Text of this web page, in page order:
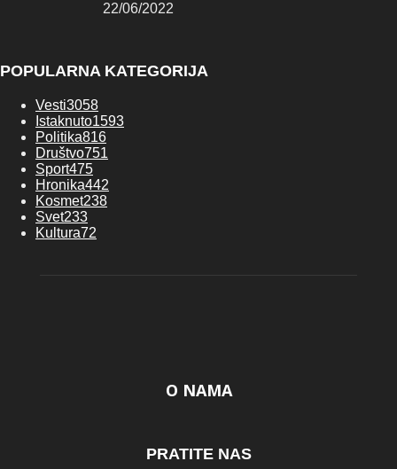
22/06/2022
POPULARNA KATEGORIJA
Vesti3058
Istaknuto1593
Politika816
Društvo751
Sport475
Hronika442
Kosmet238
Svet233
Kultura72
O NAMA
PRATITE NAS